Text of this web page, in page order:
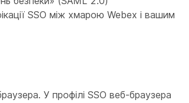
SSO між хмарою Webex і вашим
У профілі SSO веб-браузера